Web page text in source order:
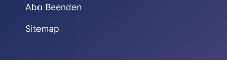
Abo Beenden
Sitemap